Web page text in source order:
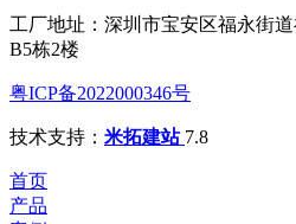
工厂地址：深圳市宝安区福永街
B5栋2楼
粤ICP备2022000346号
技术支持： 米拓建站 7.8
首页
产品